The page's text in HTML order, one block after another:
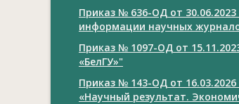
Приказ № 636-ОД от
информации научных
Приказ № 1097-ОД от
«БелГУ»"
Приказ № 143-ОД от
«Научный результат.